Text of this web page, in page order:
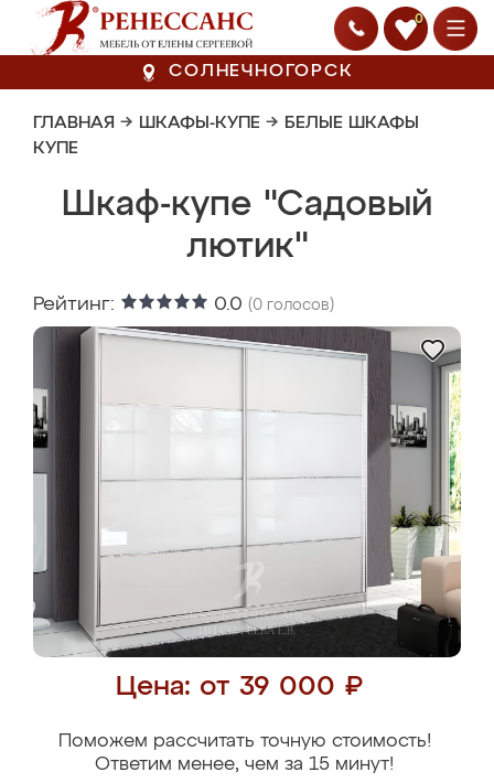
0
СОЛНЕЧНОГОРСК
ГЛАВНАЯ → ШКАФЫ-КУПЕ → БЕЛЫЕ ШКАФЫ
КУПЕ
Шкаф-купе "Садовый
лютик"
Рейтинг: 0.0 (0 голосов)
Цена: от 39 000 ₽
Поможем рассчитать точную стоимость!
Ответим менее, чем за 15 минут!